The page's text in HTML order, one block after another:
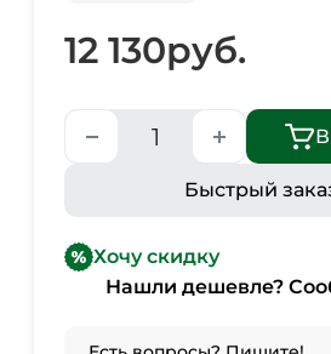
12 130руб.
В
Быстрый
Хочу скидку
Нашли дешевле?